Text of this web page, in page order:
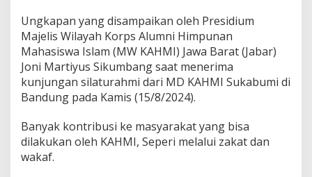
G
e
d
u
n
g
U
a
,
Ungkapan yang disampaikan oleh Presidium
Majelis Wilayah Korps Alumni Himpunan
Mahasiswa Islam (MW KAHMI) Jawa Barat (Jabar)
Joni Martiyus Sikumbang saat menerima
kunjungan silaturahmi dari MD KAHMI Sukabumi di
Bandung pada Kamis (15/8/2024).
Banyak kontribusi ke masyarakat yang bisa
dilakukan oleh KAHMI, Seperi melalui zakat dan
wakaf.